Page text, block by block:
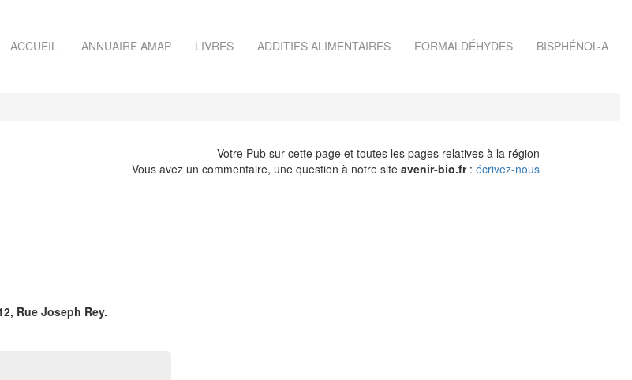
ACCUEIL ANNUAIRE AMAP LIVRES ADDITIFS ALIMENTAIRES FORMALDÉHYDES BISPHÉNOL-A
Votre Pub sur cette page et toutes les pages relatives à la région
Vous avez un commentaire, une question à notre site avenir-bio.fr: écrivez-nous
Rue Joseph Rey.